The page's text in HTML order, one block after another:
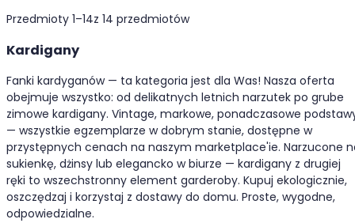
Przedmioty 1–14z 14 przedmiotów
Kardigany
Fanki kardyganów — ta kategoria jest dla Was! Nasza oferta
obejmuje wszystko: od delikatnych letnich narzutek po grube
zimowe kardigany. Vintage, markowe, ponadczasowe
— wszystkie egzemplarze w dobrym stanie, dostępne w
przystępnych cenach na naszym marketplace'ie. Narzucone
sukienkę, dżinsy lub elegancko w biurze — kardigany z drugiej
ręki to wszechstronny element garderoby. Kupuj ekologicznie,
oszczędzaj i korzystaj z dostawy do domu. Proste, wygodne,
odpowiedzialne.